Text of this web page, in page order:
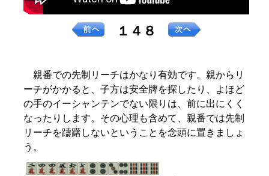
１４８
親番での先制リーチはかなり有効です。親からリ
ーチがかかると、子方は安全牌を探したり、よほど
の手のイーシャンテンでない限りは、前に出にくく
なったりします。その心理も含めて、親番では先制
リーチを躊躇しないということを念頭に置きましょ
う。